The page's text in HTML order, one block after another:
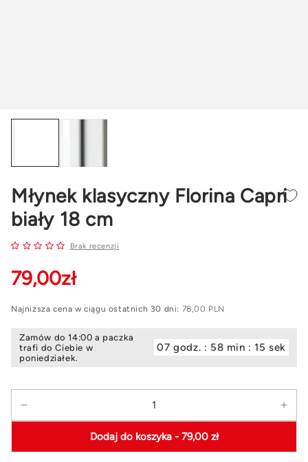
Młynek klasyczny Florina Capri
biały 18 cm
Brak recenzji
79,00zł
Najniższa cena w ciągu ostatnich 30 dni: 78,00 PLN
Zamów do 14:00 a paczka
trafi do Ciebie w
poniedziałek.
07 godz. : 58 min : 14 sek
ilość
Młynek
ilość
Dodaj do koszyka- 79,00 zł